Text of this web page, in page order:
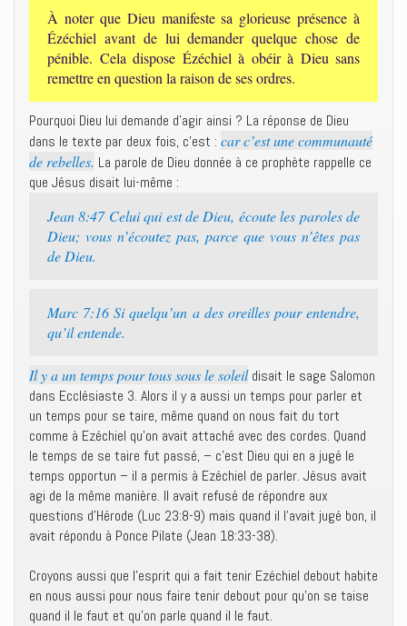
À noter que Dieu manifeste sa glorieuse présence à
Ézéchiel avant de lui demander quelque chose de
pénible. Cela dispose Ézéchiel à obéir à Dieu sans
remettre en question la raison de ses ordres.
Pourquoi Dieu lui demande d’agir ainsi ? La réponse de Dieu
dans le texte par deux fois, c’est : car c’est une communauté
de rebelles. La parole de Dieu donnée à ce prophète rappelle ce
que Jésus disait lui-même :
Jean 8:47 Celui qui est de Dieu, écoute les paroles de
Dieu; vous n’écoutez pas, parce que vous n’êtes pas
de Dieu.
Marc 7:16 Si quelqu’un a des oreilles pour entendre,
qu’il entende.
Il y a un temps pour tous sous le soleildisait le sage Salomon
dans Ecclésiaste 3. Alors il y a aussi un temps pour parler et
un temps pour se taire, même quand on nous fait du tort
comme à Ezéchiel qu’on avait attaché avec des cordes. Quand
le temps de se taire fut passé, – c’est Dieu qui en a jugé le
temps opportun – il a permis à Ezéchiel de parler. Jésus avait
agi de la même manière. Il avait refusé de répondre aux
questions d’Hérode (Luc 23:8-9) mais quand il l’avait jugé bon, il
avait répondu à Ponce Pilate (Jean 18:33-38).
Croyons aussi que l’esprit qui a fait tenir Ezéchiel debout habite
en nous aussi pour nous faire tenir debout pour qu’on se taise
quand il le faut et qu’on parle quand il le faut.